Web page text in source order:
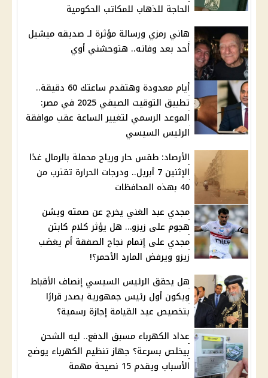
الحاجة للذهاب للمكاتب الحكومية
هاني رمزي ورسالة مؤثرة لـ صديقه ميشيل
أحد بعد وفاته.. هتوحشني أوي
أيام معدودة وهتقدم ساعتك 60 دقيقة..
تطبيق التوقيت الصيفي 2025 في مصر:
الموعد الرسمي لتغيير الساعة عقب موافقة
الرئيس السيسي
الأرصاد: طقس حار ورياح محملة بالرمال غدًا
الإثنين 7 أبريل.. ودرجات الحرارة تقترب من
40 بهذه المحافظات
مجدي عبد الغني يخرج عن صمته ويشن
هجوم على زيزو… هل يؤثر كلام كابتن
مجدي على إتمام نجاح الصفقة أم يغضب
زيزو ويرفض المارد الأحمر؟!
هل يحقق الرئيس السيسي إنصاف الأقباط
ويكون أول رئيس جمهورية يصدر قرارًا
بتخصيص عيد القيامة إجازة رسمية؟
عداد الكهرباء مسبق الدفع.. ليه الشحن
بيخلص بسرعة؟ جهاز تنظيم الكهرباء يوضح
الأسباب ويقدم 15 نصيحة مهمة